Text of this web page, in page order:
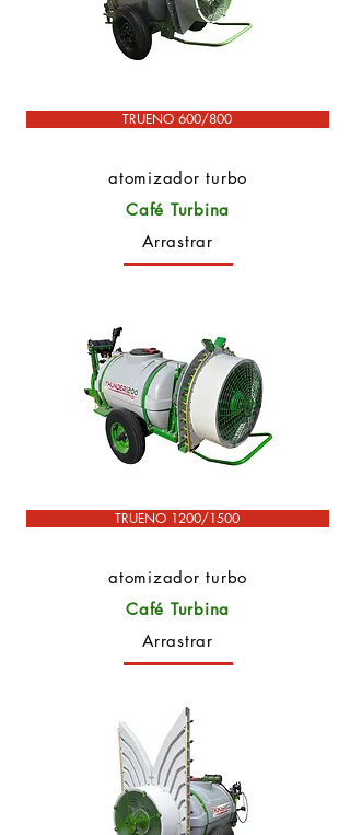
TRUENO 600/800
atomizador turbo
Café Turbina
Arrastrar
TRUENO 1200/1500
atomizador turbo
Café Turbina
Arrastrar